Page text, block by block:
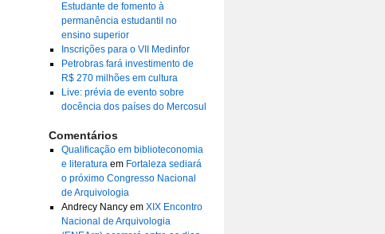
Estudante de fomento à
permanência estudantil no
ensino superior
Inscrições para o VII Medinfor
Petrobras fará investimento de
R$ 270 milhões em cultura
Live: prévia de evento sobre
docência dos países do Mercosul
Comentários
Qualificação em biblioteconomia
e literaturaem Fortaleza sediará
o próximo Congresso Nacional
de Arquivologia
Andrecy Nancyem XIX Encontro
Nacional de Arquivologia